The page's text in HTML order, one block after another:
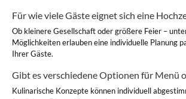
Für wie viele Gäste eignet sich eine
Ob kleinere Gesellschaft oder größere Feier –
Möglichkeiten erlauben eine individuelle Planung
Ihrer Gäste.
Gibt es verschiedene Optionen für Menü
Kulinarische Konzepte können individuell